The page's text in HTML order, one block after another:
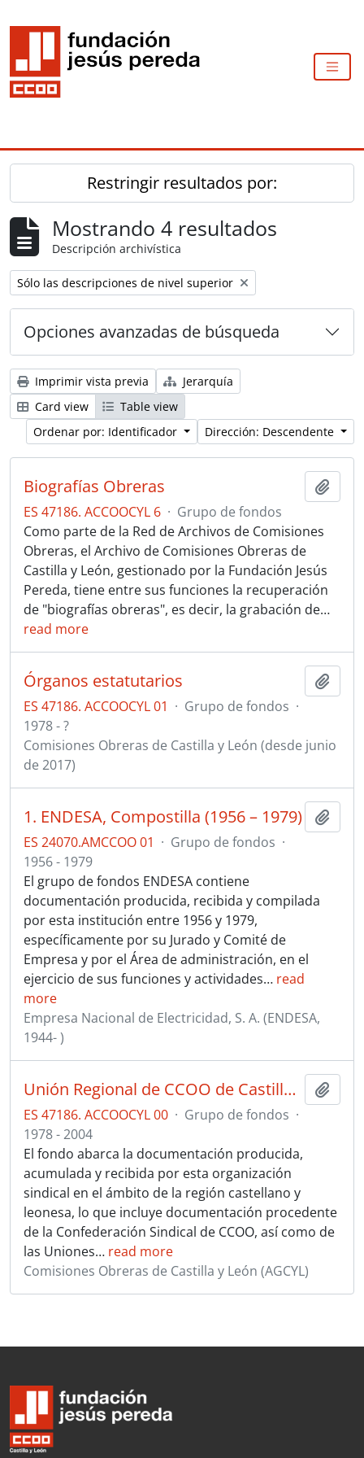
Restringir resultados por:
Mostrando 4 resultados
Descripción archivística
Remove filter:
Sólo las descripciones de nivel superior
Opciones avanzadas de búsqueda
Imprimir vista previa
Jerarquía
Card view
Table view
Ordenar por: Identificador
Dirección: Descendente
Biografías Obreras
ES 47186. ACCOOCYL 6 · Grupo de fondos
Como parte de la Red de Archivos de Comisiones
Obreras, el Archivo de Comisiones Obreras de
Castilla y León, gestionado por la Fundación Jesús
Pereda, tiene entre sus funciones la recuperación
de "biografías obreras", es decir, la grabación de…
read more
Órganos estatutarios
ES 47186. ACCOOCYL 01 · Grupo de fondos ·
1978 - ?
Comisiones Obreras de Castilla y León (desde junio
de 2017)
1. ENDESA, Compostilla (1956 – 1979)
ES 24070.AMCCOO 01 · Grupo de fondos ·
1956 - 1979
El grupo de fondos ENDESA contiene
documentación producida, recibida y compilada
por esta institución entre 1956 y 1979,
específicamente por su Jurado y Comité de
Empresa y por el Área de administración, en el
ejercicio de sus funciones y actividades… read
more
Empresa Nacional de Electricidad, S. A. (ENDESA,
1944- )
Unión Regional de CCOO de Castilla y León en el AGCYL
ES 47186. ACCOOCYL 00 · Grupo de fondos ·
1978 - 2004
El fondo abarca la documentación producida,
acumulada y recibida por esta organización
sindical en el ámbito de la región castellano y
leonesa, lo que incluye documentación procedente
de la Confederación Sindical de CCOO, así como de
las Uniones… read more
Comisiones Obreras de Castilla y León (AGCYL)